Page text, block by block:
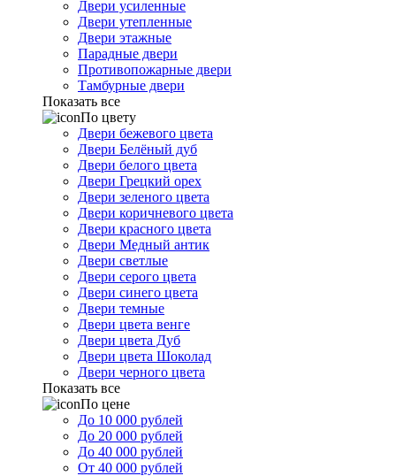
Двери усиленные
Двери утепленные
Двери этажные
Парадные двери
Противопожарные двери
Тамбурные двери
Показать все
По цвету
Двери бежевого цвета
Двери Белёный дуб
Двери белого цвета
Двери Грецкий орех
Двери зеленого цвета
Двери коричневого цвета
Двери красного цвета
Двери Медный антик
Двери светлые
Двери серого цвета
Двери синего цвета
Двери темные
Двери цвета венге
Двери цвета Дуб
Двери цвета Шоколад
Двери черного цвета
Показать все
По цене
До 10 000 рублей
До 20 000 рублей
До 40 000 рублей
От 40 000 рублей